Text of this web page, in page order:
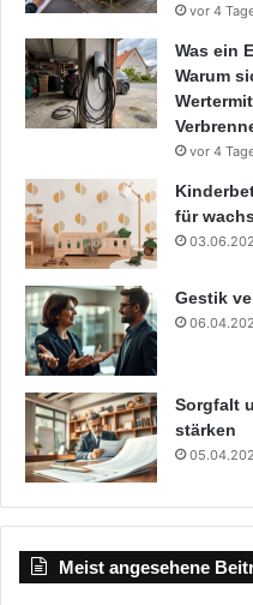
vor 4
Was ein
Warum
vor 4
für
Gestik
Sorgfalt
stärken
Meist angesehene